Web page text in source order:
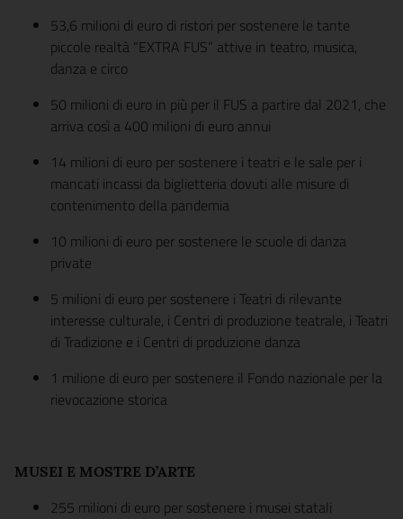
53,6 milioni di euro di ristori per sostenere le tante
piccole realtà “EXTRA FUS” attive in teatro, musica,
danza e circo
50 milioni di euro in più per il FUS a partire dal 2021, che
arriva così a 400 milioni di euro annui
14 milioni di euro per sostenere i teatri e le sale per i
mancati incassi da biglietteria dovuti alle misure di
contenimento della pandemia
10 milioni di euro per sostenere le scuole di danza
private
5 milioni di euro per sostenere i Teatri di rilevante
interesse culturale, i Centri di produzione teatrale, i Teatri
di Tradizione e i Centri di produzione danza
1 milione di euro per sostenere il Fondo nazionale per la
rievocazione storica
MUSEI E MOSTRE D’ARTE
255 milioni di euro per sostenere i musei statali